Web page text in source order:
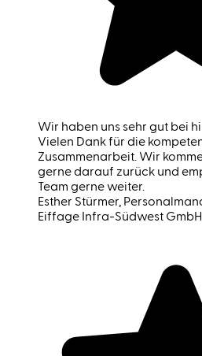
Wir haben uns sehr gut bei
Vielen Dank für die
Zusammenarbeit. Wir
gerne darauf zurück und
Team gerne weiter.
Esther Stürmer,
Eiffage Infra-Südwest GmbH